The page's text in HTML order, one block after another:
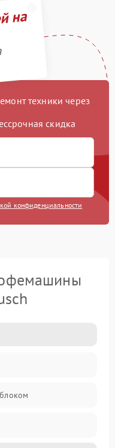
на
техники через
скидка
конфиденциальности